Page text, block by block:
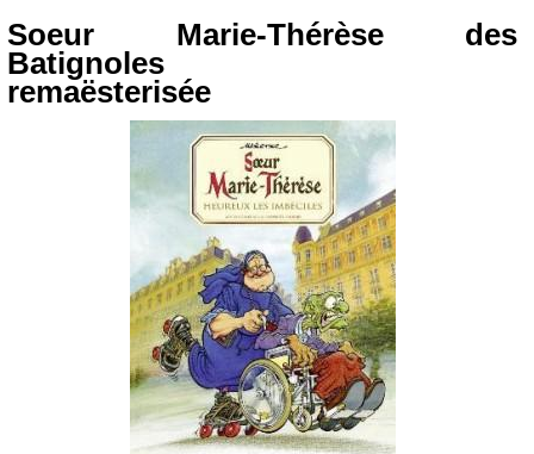
Soeur Marie-Thérèse des
Batignoles
remaësterisée